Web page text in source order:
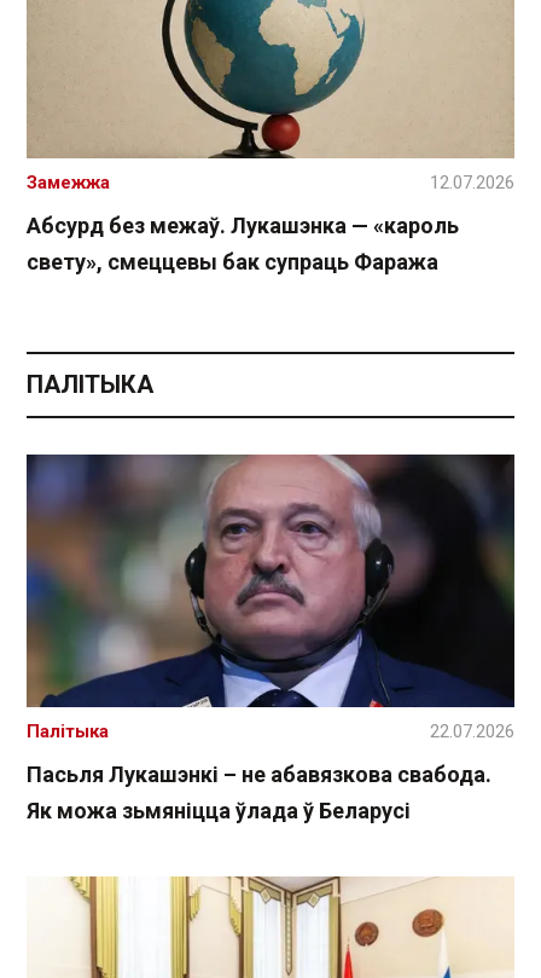
Абсурд без межаў. Лукашэнка — «кароль
свету», смеццевы бак супраць Фаража
Замежжа 12.07.2026
ПАЛІТЫКА
Пасьля Лукашэнкі – не абавязкова свабода.
Як можа зьмяніцца ўлада ў Беларусі
Палітыка 22.07.2026